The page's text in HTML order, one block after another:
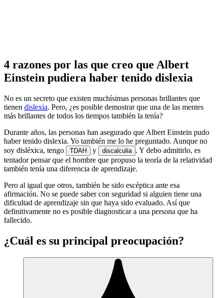
4 razones por las que creo que Albert
Einstein pudiera haber tenido dislexia
No es un secreto que existen muchísimas personas brillantes que
tienen dislexia. Pero, ¿es posible demostrar que una de las mentes
más brillantes de todos los tiempos también la tenía?
Durante años, las personas han asegurado que Albert Einstein pudo
haber tenido dislexia. Yo también me lo he preguntado. Aunque no
soy disléxica, tengo
TDAH y discalculia . Y debo admitirlo, es
tentador pensar que el hombre que propuso la teoría de la relatividad
también tenía una diferencia de aprendizaje.
Pero al igual que otros, también he sido escéptica ante esa
afirmación. No se puede saber con seguridad si alguien tiene una
dificultad de aprendizaje sin que haya sido evaluado. Así que
definitivamente no es posible diagnosticar a una persona que ha
fallecido.
¿Cuál es su principal preocupación?